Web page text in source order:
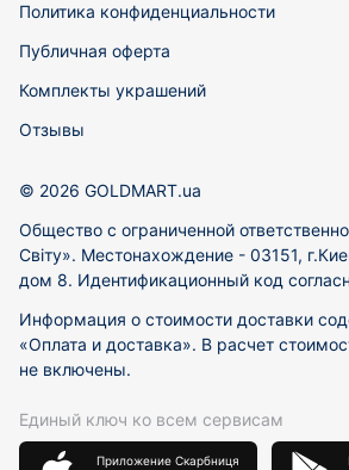
Политика конфиденциальности
Публичная оферта
Комплекты украшений
Отзывы
© 2026 GOLDMART.ua
Общество с ограниченной
Світу». Местонахождение - 03151,
дом 8. Идентификационный код
Информация о стоимости доставки
«Оплата и доставка». В расчет
не включены.
Единый ключ ко всем сервисам
Приложение Скарбниця